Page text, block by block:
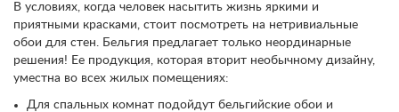
В условиях, когда человек насытить жизнь яркими и
приятными красками, стоит посмотреть на нетривиальные
обои для стен. Бельгия предлагает только неординарные
решения! Ее продукция, которая вторит необычному дизайну,
уместна во всех жилых помещениях:
Для спальных комнат подойдут бельгийские обои и